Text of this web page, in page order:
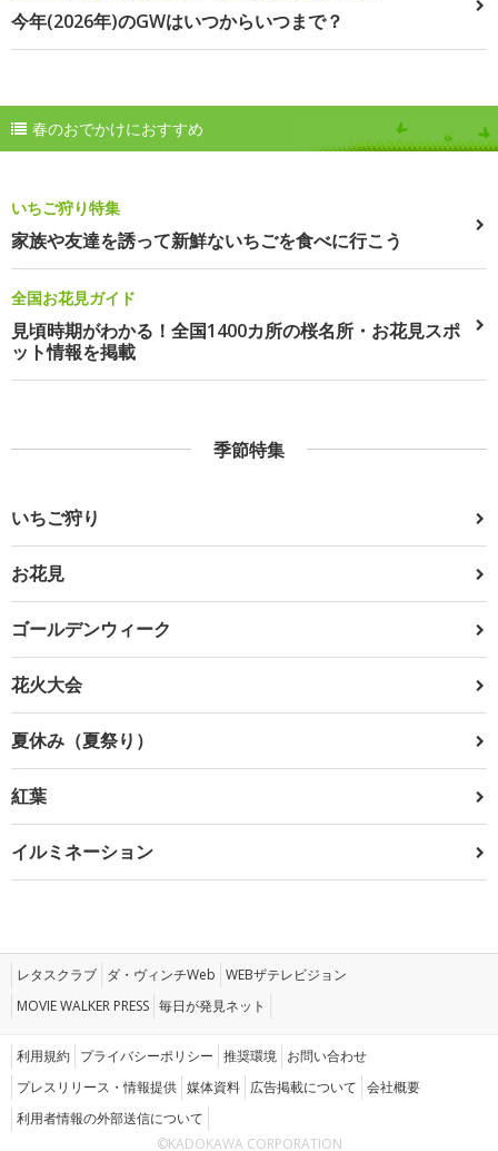
今年(2026年)のGWはいつからいつまで？
春のおでかけにおすすめ
いちご狩り特集
家族や友達を誘って新鮮ないちごを食べに行こう
全国お花見ガイド
見頃時期がわかる！全国1400カ所の桜名所・お花見スポ
ット情報を掲載
季節特集
いちご狩り
お花見
ゴールデンウィーク
花火大会
夏休み（夏祭り）
紅葉
イルミネーション
レタスクラブ ダ・ヴィンチWeb WEBザテレビジョン
MOVIE WALKER PRESS 毎日が発見ネット
利用規約 プライバシーポリシー 推奨環境 お問い合わせ
プレスリリース・情報提供 媒体資料 広告掲載について 会社概要
利用者情報の外部送信について
©KADOKAWA CORPORATION